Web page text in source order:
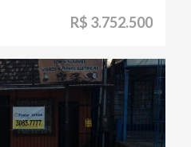
R$ 3.752.500